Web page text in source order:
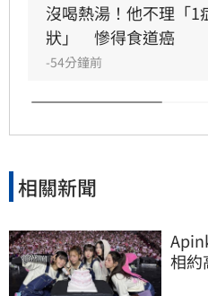
沒喝熱湯！他不理「1
狀」　慘得食道癌
-54分鐘前
相關新聞
相約